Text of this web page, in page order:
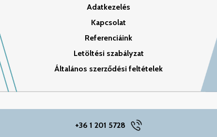
Adatkezelés
Kapcsolat
Referenciáink
Letöltési szabályzat
Általános szerződési feltételek
+36 1 201 5728